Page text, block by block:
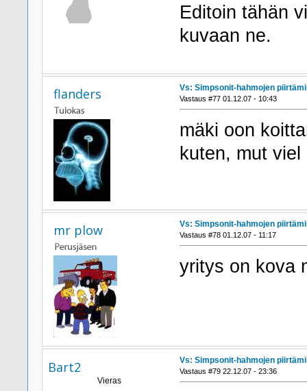
Editoin tähän
kuvaan ne.
flanders Vs: Simpsonit-hahmojen
Vastaus #77 01.12.07 - 10:43
mäki oon
kuten, mut
mr plow Vs: Simpsonit-hahmojen
Vastaus #78 01.12.07 - 11:17
yritys on kova
Bart2
Vieras
Vs: Simpsonit-hahmojen
Vastaus #79 22.12.07 - 23:36